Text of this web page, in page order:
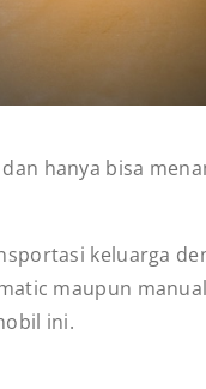
hanya bisa
keluarga
maupun
ini.